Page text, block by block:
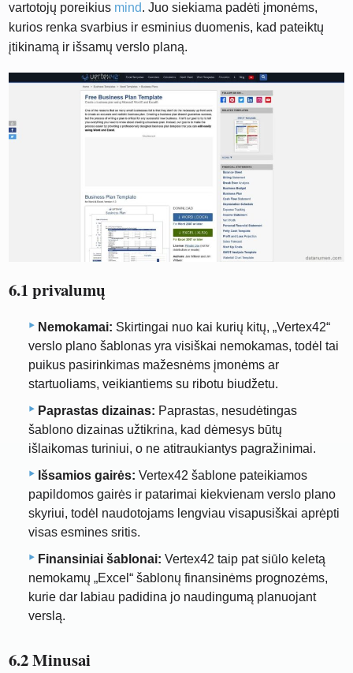
vartotojų poreikius mind. Juo siekiama padėti įmonėms,
kurios renka svarbius ir esminius duomenis, kad pateiktų
įtikinamą ir išsamų verslo planą.
6.1 privalumų
Nemokamai: Skirtingai nuo kai kurių kitų, „Vertex42“
verslo plano šablonas yra visiškai nemokamas, todėl tai
puikus pasirinkimas mažesnėms įmonėms ar
startuoliams, veikiantiems su ribotu biudžetu.
Paprastas dizainas: Paprastas, nesudėtingas
šablono dizainas užtikrina, kad dėmesys būtų
išlaikomas turiniui, o ne atitraukiantys pagražinimai.
Išsamios gairės: Vertex42 šablone pateikiamos
papildomos gairės ir patarimai kiekvienam verslo plano
skyriui, todėl naudotojams lengviau visapusiškai aprėpti
visas esmines sritis.
Finansiniai šablonai: Vertex42 taip pat siūlo keletą
nemokamų „Excel“ šablonų finansinėms prognozėms,
kurie dar labiau padidina jo naudingumą planuojant
verslą.
6.2 Minusai